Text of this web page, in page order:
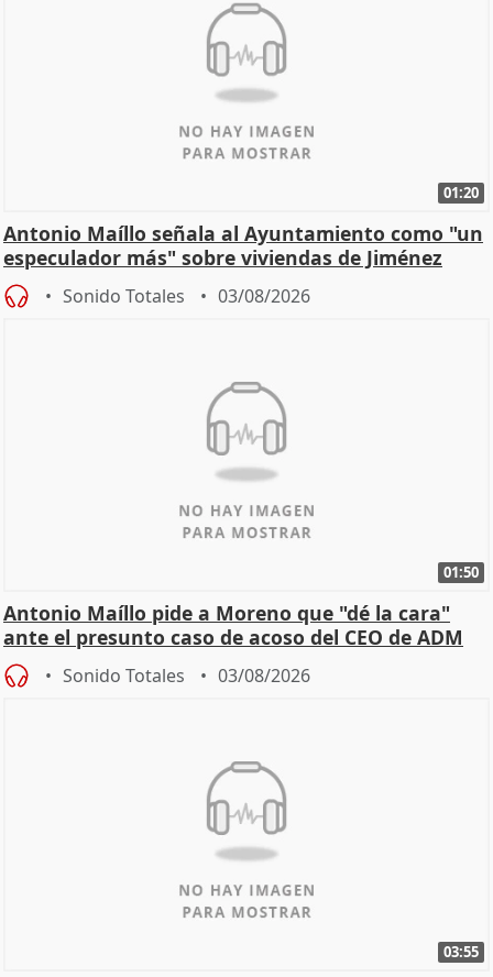
01:20
Antonio Maíllo señala al Ayuntamiento como "un
especulador más" sobre viviendas de Jiménez
Becerril
Sonido Totales 03/08/2026
01:50
Antonio Maíllo pide a Moreno que "dé la cara"
ante el presunto caso de acoso del CEO de ADM
Sonido Totales 03/08/2026
03:55